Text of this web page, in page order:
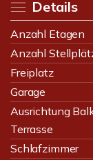
Details
Anzahl Etagen
Anzahl
Freiplatz
Garage
Ausrichtung
Terrasse
Schlafzimmer